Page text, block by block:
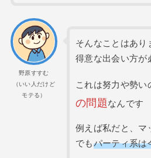
野原すすむ
（いい人だけど
モテる）
そんなことはあり
得意な出会い方が
これは努力や勢い
の問題なんです
例えば私だと、マ
でもパーティ系は